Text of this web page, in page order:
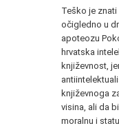
Teško je znati
očigledno u
apoteozu
hrvatska
književnost,
književnoga
visina, ali da
moralnu i